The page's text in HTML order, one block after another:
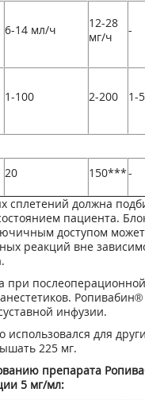
6-14 мл/ч
12-28
мг/ч
-
1-100 2-200 1-5
20 150***-
сплетений должна
пациента.
доступом
реакций вне
при
Ропивабин®
инфузии.
для
225 мг.
препарата
5 мг/мл: